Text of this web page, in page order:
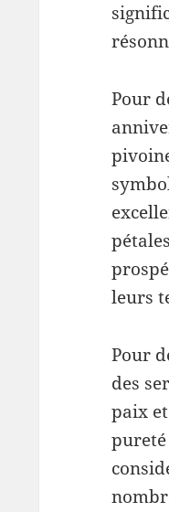
Pour
leurs
Pour
des
paix